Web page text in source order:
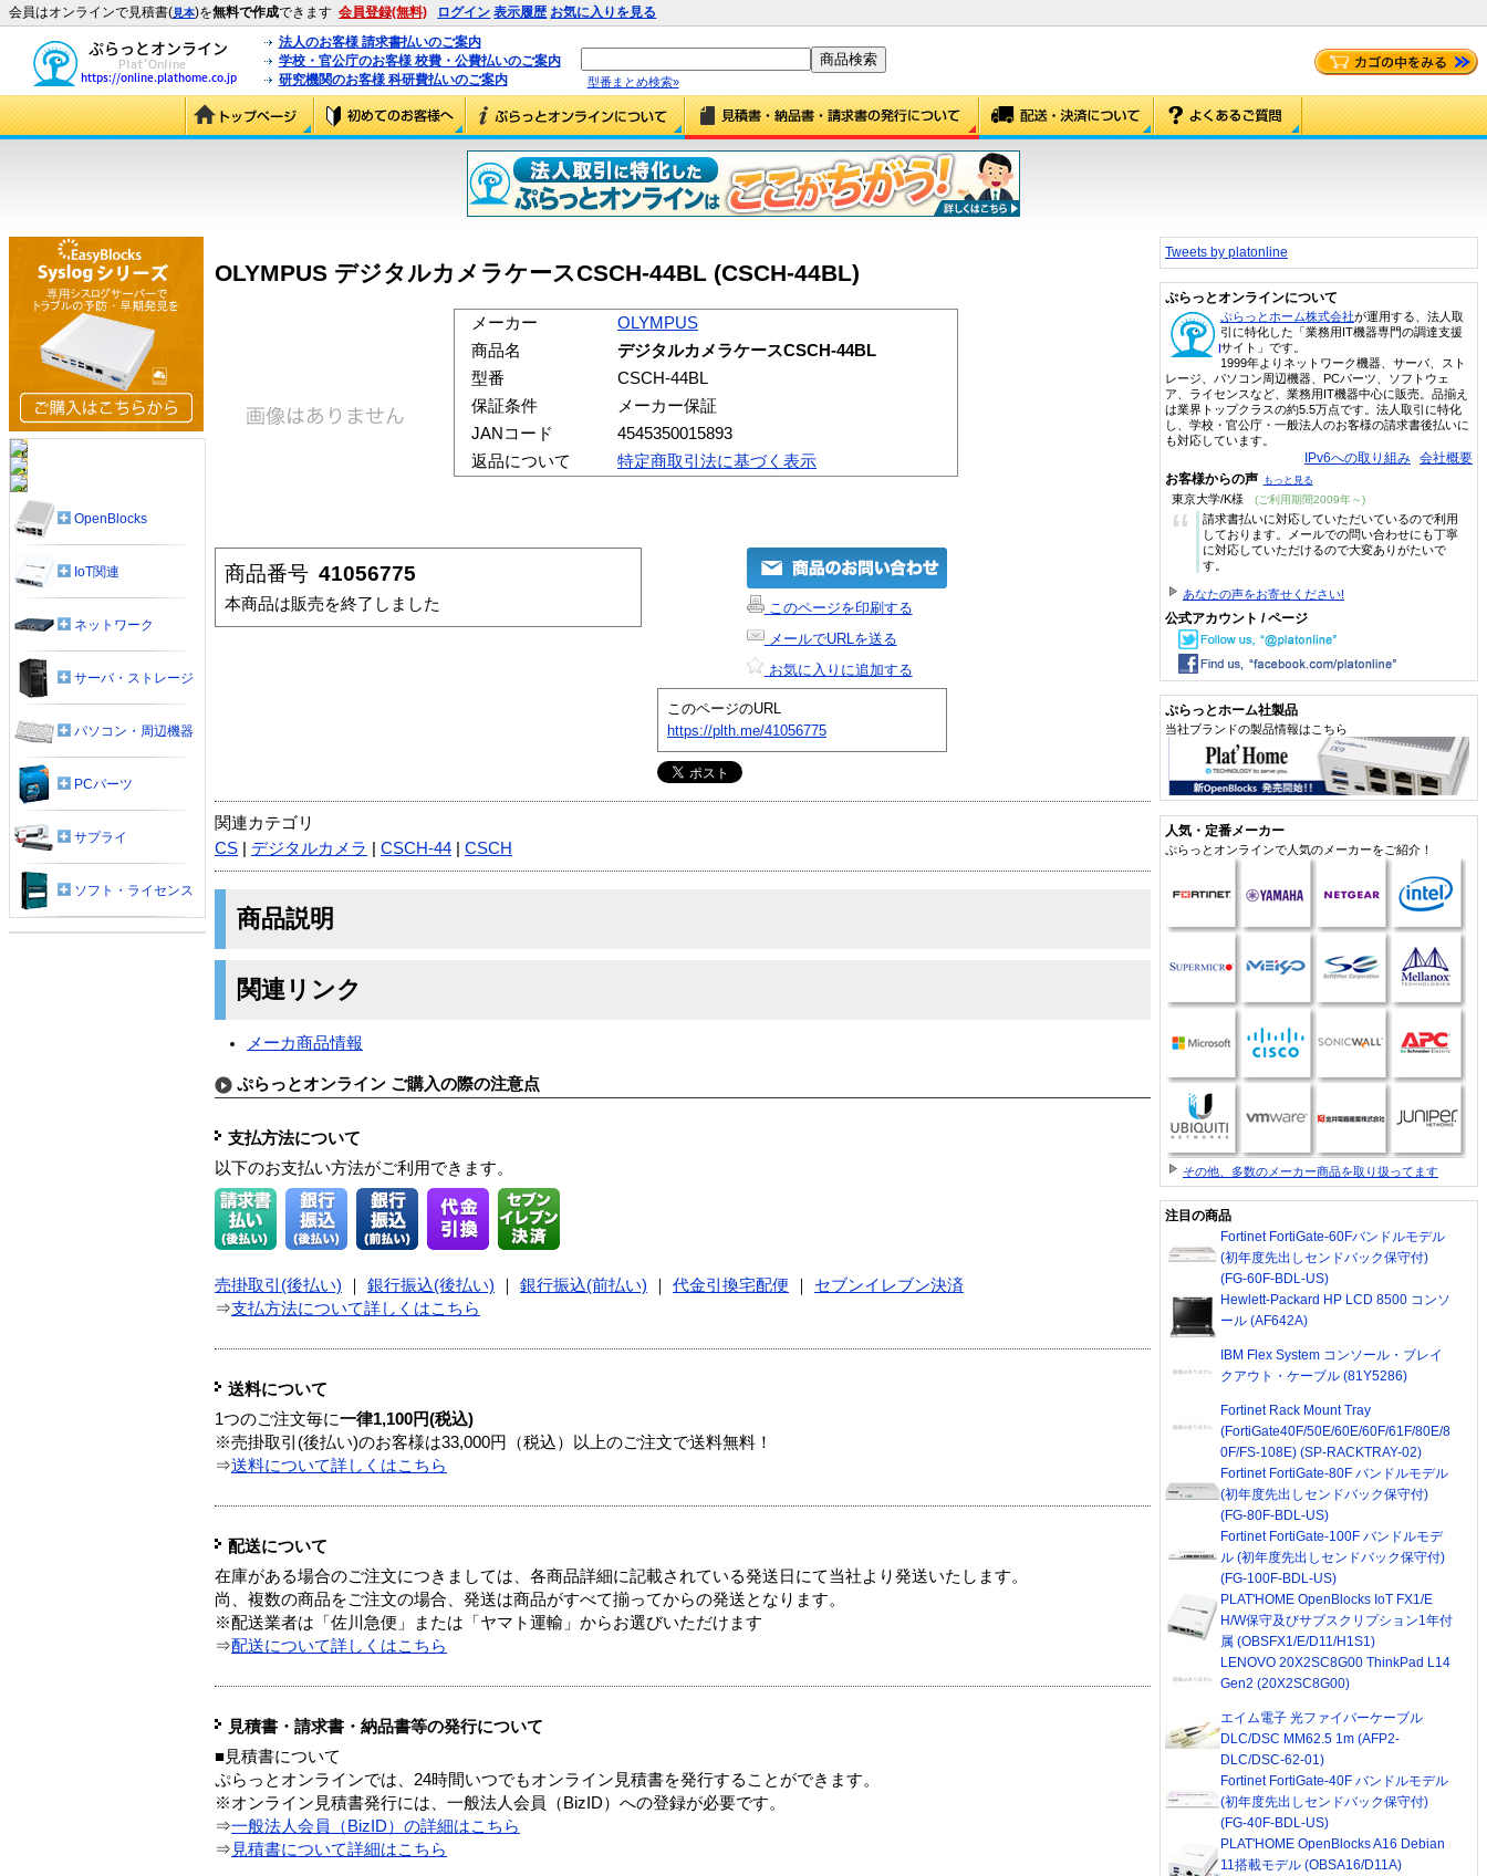
会員はオンラインで見積書(見本)を無料で作成できます 会員登録(無料) ログイン 表示履歴 お気に入りを見る
法人のお客様 請求書払いのご案内
学校・官公庁のお客様 校費・公費払いのご案内
研究機関のお客様 科研費払いのご案内
型番まとめ検索»
OLYMPUS デジタルカメラケースCSCH-44BL (CSCH-44BL)
メーカー
OLYMPUS
商品名
デジタルカメラケースCSCH-44BL
型番
CSCH-44BL
保証条件
メーカー保証
JANコード
4545350015893
返品について
特定商取引法に基づく表示
商品番号 41056775
本商品は販売を終了しました
このページを印刷する
メールでURLを送る
お気に入りに追加する
このページのURL
https://plth.me/41056775
関連カテゴリ
CS
デジタルカメラ CSCH-44 CSCH
商品説明
関連リンク
メーカ商品情報
ぷらっとオンライン ご購入の際の注意点
支払方法について
以下のお支払い方法がご利用できます。
売掛取引(後払い) 銀行振込(後払い) 銀行振込(前払い) 代金引換宅配便
セブンイレブン決済
⇒支払方法について詳しくはこちら
送料について
1つのご注文毎に一律1,100円(税込)
※売掛取引(後払い)のお客様は33,000円（税込）以上のご注文で送料無料！
⇒送料について詳しくはこちら
配送について
在庫がある場合のご注文につきましては、各商品詳細に記載されている発送日にて当社より発送いたします。
尚、複数の商品をご注文の場合、発送は商品がすべて揃ってからの発送となります。
※配送業者は「佐川急便」または「ヤマト運輸」からお選びいただけます
⇒配送について詳しくはこちら
見積書・請求書・納品書等の発行について
■見積書について
ぷらっとオンラインでは、24時間いつでもオンライン見積書を発行することができます。
※オンライン見積書発行には、一般法人会員（BizID）への登録が必要です。
⇒一般法人会員（BizID）の詳細はこちら
⇒ 見積書について詳細はこちら
OpenBlocks
IoT関連
ネットワーク
サーバ・ストレージ
パソコン・周辺機器
PCパーツ
サプライ
ソフト・ライセンス
Tweets by platonline
ぷらっとオンラインについて
ぷらっとホーム株式会社が運用する、法人取
引に特化した「業務用IT機器専門の調達支援
サイト」です。
1999年よりネットワーク機器、サーバ、スト
レージ、パソコン周辺機器、PCパーツ、ソフトウェ
ア、ライセンスなど、業務用IT機器中心に販売。品揃え
は業界トップクラスの約5.5万点です。法人取引に特化
し、学校・官公庁・一般法人のお客様の請求書後払いに
も対応しています。
IPv6への取り組み 会社概要
お客様からの声 もっと見る
東京大学/K様 (ご利用期間2009年～)
“
請求書払いに対応していただいているので利用
しております。メールでの問い合わせにも丁寧
に対応していただけるので大変ありがたいで
す。
あなたの声をお寄せください!
公式アカウント / ページ
ぷらっとホーム社製品
当社ブランドの製品情報はこちら
人気・定番メーカー
ぷらっとオンラインで人気のメーカーをご紹介！
その他、多数のメーカー商品を取り扱ってます
注目の商品
Fortinet FortiGate-60Fバンドルモデル
(初年度先出しセンドバック保守付)
(FG-60F-BDL-US)
Hewlett-Packard HP LCD 8500 コンソ
ール (AF642A)
IBM Flex System コンソール・ブレイ
クアウト・ケーブル (81Y5286)
Fortinet Rack Mount Tray
(FortiGate40F/50E/60E/60F/61F/80E/8
0F/FS-108E) (SP-RACKTRAY-02)
Fortinet FortiGate-80F バンドルモデル
(初年度先出しセンドバック保守付)
(FG-80F-BDL-US)
Fortinet FortiGate-100F バンドルモデ
ル (初年度先出しセンドバック保守付)
(FG-100F-BDL-US)
PLAT'HOME OpenBlocks IoT FX1/E
H/W保守及びサブスクリプション1年付
属 (OBSFX1/E/D11/H1S1)
LENOVO 20X2SC8G00 ThinkPad L14
Gen2 (20X2SC8G00)
エイム電子 光ファイバーケーブル
DLC/DSC MM62.5 1m (AFP2-
DLC/DSC-62-01)
Fortinet FortiGate-40F バンドルモデル
(初年度先出しセンドバック保守付)
(FG-40F-BDL-US)
PLAT'HOME OpenBlocks A16 Debian
11搭載モデル (OBSA16/D11A)